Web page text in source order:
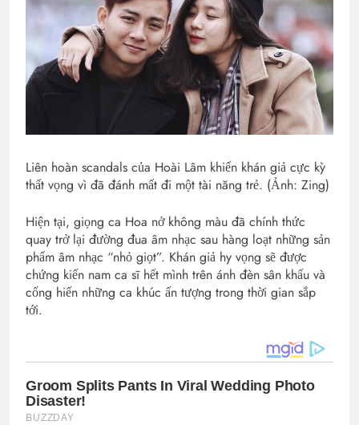
Liên hoàn scandals của Hoài Lâm khiến khán giả cực kỳ
thất vọng vì đã đánh mất đi một tài năng trẻ. (Ảnh: Zing)
Hiện tại, giọng ca Hoa nở không màu đã chính thức
quay trở lại đường đua âm nhạc sau hàng loạt những sản
phẩm âm nhạc “nhỏ giọt”. Khán giả hy vọng sẽ được
chứng kiến nam ca sĩ hết mình trên ánh đèn sân khấu và
cống hiến những ca khúc ấn tượng trong thời gian sắp
tới.